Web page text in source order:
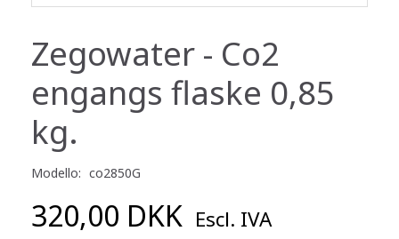
Zegowater - Co2
engangs flaske 0,85
kg.
Modello: co2850G
320,00 DKK Escl. IVA